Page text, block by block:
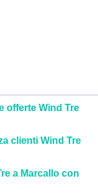
offerte Wind Tre
clienti Wind Tre
a Marcallo con